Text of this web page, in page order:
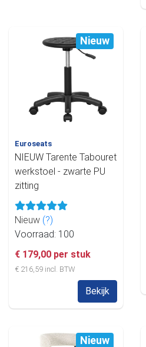
Nieuw
Euroseats
NIEUW Tarente Tabouret
werkstoel - zwarte PU
zitting
Nieuw (?)
Voorraad: 100
€ 179,00 per stuk
€ 216,59 incl. BTW
Bekijk
Nieuw